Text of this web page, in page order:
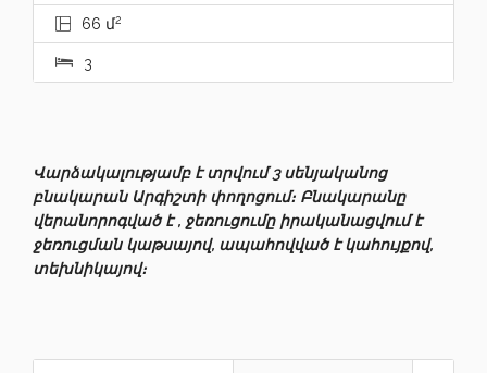
66 մ2
3
Վարձակալությամբ է տրվում 3 սենյականոց
բնակարան Արգիշտի փողոցում։ Բնակարանը
վերանորոգված է , ջեռուցումը իրականացվում է
ջեռուցման կաթսայով, ապահովված է կահույքով,
տեխնիկայով։